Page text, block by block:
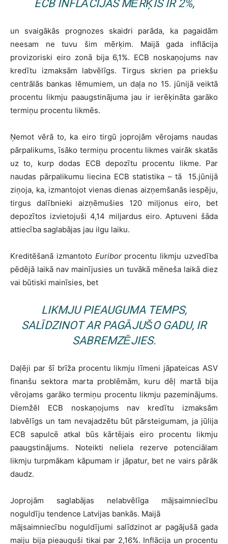
ECB INFLĀCIJAS MĒRĶIS IR 2%,
un svaigākās prognozes skaidri parāda, ka pagaidām
neesam ne tuvu šim mērķim. Maijā gada inflācija
provizoriski eiro zonā bija 6,1%. ECB noskaņojums nav
kredītu izmaksām labvēlīgs. Tirgus skrien pa priekšu
centrālās bankas lēmumiem, un daļa no 15. jūnijā veiktā
procentu likmju paaugstinājuma jau ir ierēķināta garāko
termiņu procentu likmēs.
Ņemot vērā to, ka eiro tirgū joprojām vērojams naudas
pārpalikums, īsāko termiņu procentu likmes vairāk skatās
uz to, kurp dodas ECB depozītu procentu likme. Par
naudas pārpalikumu liecina ECB statistika – tā 15.jūnijā
ziņoja, ka, izmantojot vienas dienas aizņemšanās iespēju,
tirgus dalībnieki aizņēmušies 120 miljonus eiro, bet
depozītos izvietojuši 4,14 miljardus eiro. Aptuveni šāda
attiecība saglabājas jau ilgu laiku.
Kreditēšanā izmantoto Euriborprocentu likmju uzvedība
pēdējā laikā nav mainījusies un tuvākā mēneša laikā diez
vai būtiski mainīsies, bet
LIKMJU PIEAUGUMA TEMPS,
SALĪDZINOT AR PAGĀJUŠO GADU, IR
SABREMZĒJIES.
Daļēji par šī brīža procentu likmju līmeni jāpateicas ASV
finanšu sektora marta problēmām, kuru dēļ martā bija
vērojams garāko termiņu procentu likmju pazeminājums.
Diemžēl ECB noskaņojums nav kredītu izmaksām
labvēlīgs un tam nevajadzētu būt pārsteigumam, ja jūlija
ECB sapulcē atkal būs kārtējais eiro procentu likmju
paaugstinājums. Noteikti neliela rezerve potenciālam
likmju turpmākam kāpumam ir jāpatur, bet ne vairs pārāk
daudz.
Joprojām saglabājas nelabvēlīga mājsaimniecību
noguldīju tendence Latvijas bankās. Maijā
mājsaimniecību noguldījumi salīdzinot ar pagājušā gada
maiju bija pieauguši tikai par 2,16%. Inflācija un procentu